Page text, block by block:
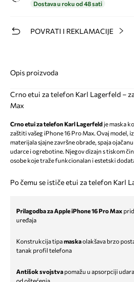
Dostava u roku od 48 sati
POVRATI I REKLAMACIJE
Opis proizvoda
Crno etui za telefon Karl Lagerfeld –
Max
Crno etui za telefon Karl Lagerfeld je maska
zaštiti vašeg iPhone 16 Pro Max. Ovaj model,
materijala sjajne završne obrade, spaja
udarce i ogrebotine. Njegov dizajn s tiskom
osobe koje traže funkcionalan i estetski
Po čemu se ističe etui za telefon Karl
Prilagodba za Apple iPhone 16 Pro Max
uređaja
Konstrukcija tipamaskaolakšava brzo
tanak profil telefona
Antišok svojstva pomažu u apsorpciji
od oštećenja